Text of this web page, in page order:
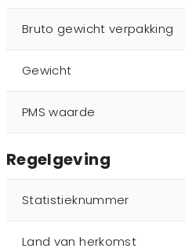
Bruto gewicht verpakking
Gewicht
PMS waarde
Regelgeving
Statistieknummer
Land van herkomst